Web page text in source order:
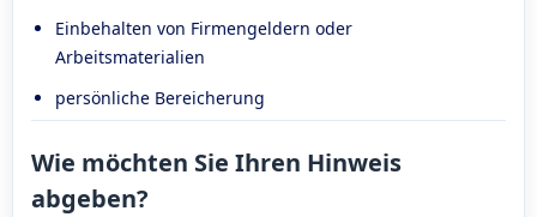
Einbehalten von Firmengeldern oder
Arbeitsmaterialien
persönliche Bereicherung
Wie möchten Sie Ihren Hinweis
abgeben?